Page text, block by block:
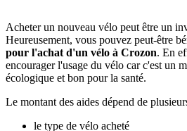
Acheter un nouveau vélo peut être un
Heureusement, vous pouvez peut-être
pour l'achat d'un vélo à Crozon. En
encourager l'usage du vélo car c'est un
écologique et bon pour la santé.
Le montant des aides dépend de
le type de vélo acheté